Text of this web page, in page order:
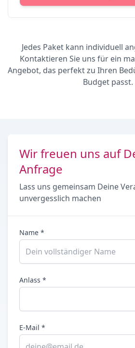
Jedes Paket kann individuell
Kontaktieren Sie uns für ein
Angebot, das perfekt zu Ihren
Budget passt.
Wir freuen uns auf
Anfrage
Lass uns gemeinsam Deine
unvergesslich machen
Name *
Anlass *
E-Mail *